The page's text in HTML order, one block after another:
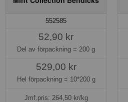
552585
52,90 kr
Del av förpackning = 200 g
529,00 kr
Hel förpackning = 10*200 g
Jmf.pris: 264,50kr/kg